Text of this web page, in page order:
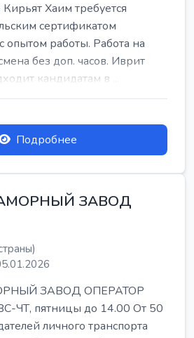
Хаим требуется
сертификатом
опытом работы. Работа на
без доп. часов. Иврит
кандидатам в ...
Подробнее
ЗАВОД
ЗАВОД ОПЕРАТОР
ЧТ, пятницы до 14.00 От 50
личного транспорта